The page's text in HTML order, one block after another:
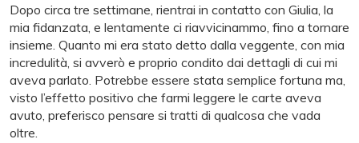
Dopo circa tre settimane, rientrai in contatto con Giulia, la
mia fidanzata, e lentamente ci riavvicinammo, fino a tornare
insieme. Quanto mi era stato detto dalla veggente, con mia
incredulità, si avverò e proprio condito dai dettagli di cui mi
aveva parlato. Potrebbe essere stata semplice fortuna ma,
visto l’effetto positivo che farmi leggere le carte aveva
avuto, preferisco pensare si tratti di qualcosa che vada
oltre.